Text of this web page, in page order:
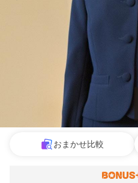
おまかせ比較